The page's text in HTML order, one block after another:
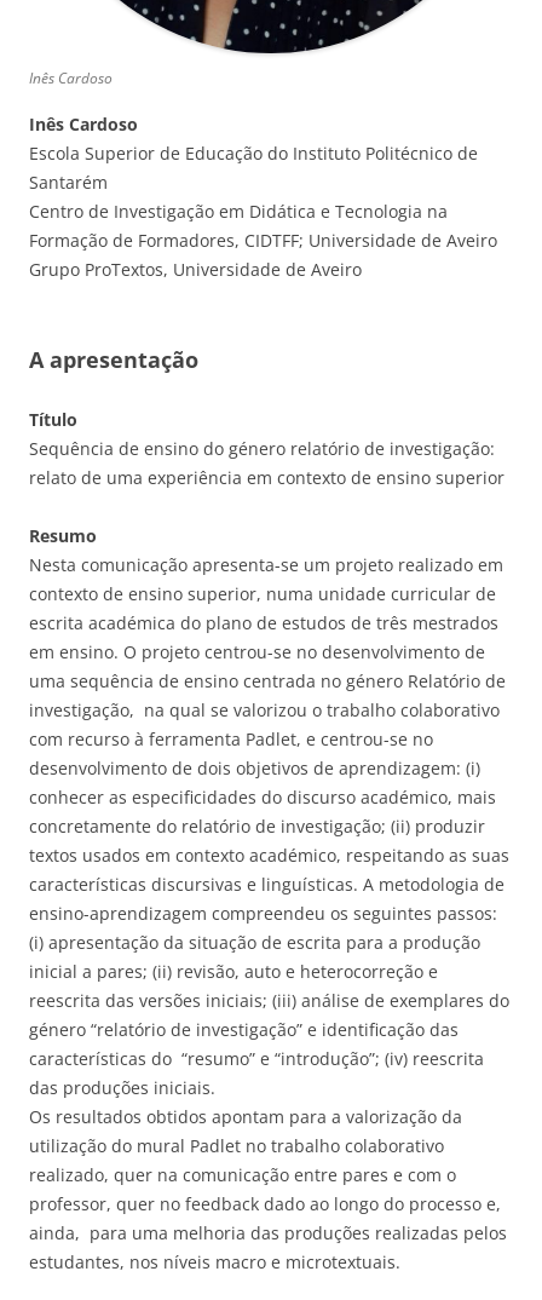
Inês Cardoso
Inês Cardoso
Escola Superior de Educação do Instituto Politécnico de
Santarém
Centro de Investigação em Didática e Tecnologia na
Formação de Formadores, CIDTFF; Universidade de Aveiro
Grupo ProTextos, Universidade de Aveiro
A apresentação
Título
Sequência de ensino do género relatório de investigação:
relato de uma experiência em contexto de ensino superior
Resumo
Nesta comunicação apresenta-se um projeto realizado em
contexto de ensino superior, numa unidade curricular de
escrita académica do plano de estudos de três mestrados
em ensino. O projeto centrou-se no desenvolvimento de
uma sequência de ensino centrada no género Relatório de
investigação, na qual se valorizou o trabalho colaborativo
com recurso à ferramenta Padlet, e centrou-se no
desenvolvimento de dois objetivos de aprendizagem: (i)
conhecer as especificidades do discurso académico, mais
concretamente do relatório de investigação; (ii) produzir
textos usados em contexto académico, respeitando as suas
características discursivas e linguísticas. A metodologia de
ensino-aprendizagem compreendeu os seguintes passos:
(i) apresentação da situação de escrita para a produção
inicial a pares; (ii) revisão, auto e heterocorreção e
reescrita das versões iniciais; (iii) análise de exemplares do
género “relatório de investigação” e identificação das
características do “resumo” e “introdução”; (iv) reescrita
das produções iniciais.
Os resultados obtidos apontam para a valorização da
utilização do mural Padlet no trabalho colaborativo
realizado, quer na comunicação entre pares e com o
professor, quer no feedback dado ao longo do processo e,
ainda, para uma melhoria das produções realizadas pelos
estudantes, nos níveis macro e microtextuais.